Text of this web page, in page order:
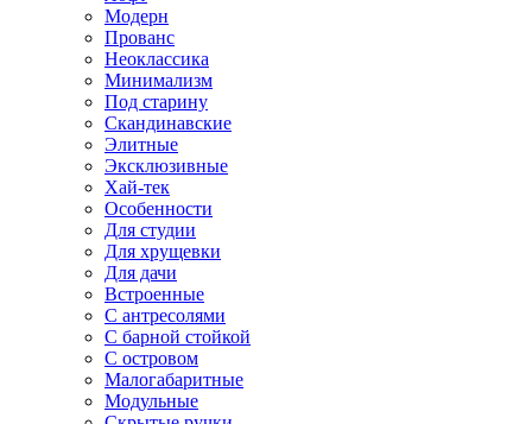
Модерн
Прованс
Неоклассика
Минимализм
Под старину
Скандинавские
Элитные
Эксклюзивные
Хай-тек
Особенности
Для студии
Для хрущевки
Для дачи
Встроенные
С антресолями
С барной стойкой
С островом
Малогабаритные
Модульные